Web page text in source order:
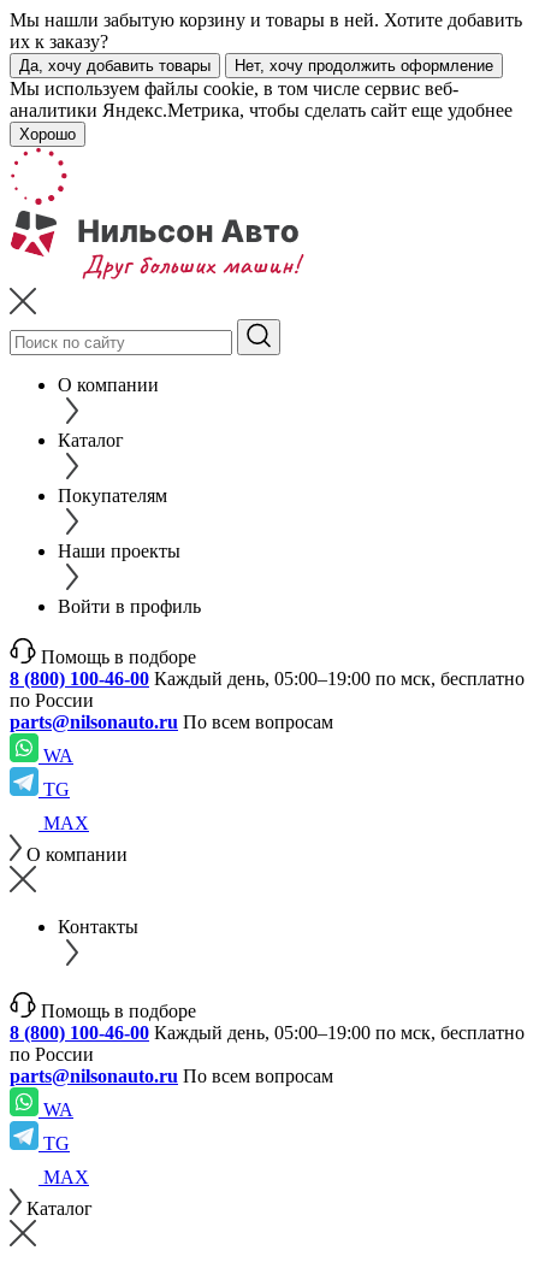
Мы нашли забытую корзину и товары в ней. Хотите добавить
их к заказу?
Да, хочу добавить товары Нет, хочу продолжить оформление
Мы используем файлы cookie, в том числе сервис веб-
аналитики Яндекс.Метрика, чтобы сделать сайт еще удобнее
Хорошо
О компании
Каталог
Покупателям
Наши проекты
Войти в профиль
Помощь в подборе
8 (800) 100-46-00 Каждый день, 05:00–19:00 по мск, бесплатно
по России
parts@nilsonauto.ru По всем вопросам
WA
TG
MAX
О компании
Контакты
Помощь в подборе
8 (800) 100-46-00 Каждый день, 05:00–19:00 по мск, бесплатно
по России
parts@nilsonauto.ru По всем вопросам
WA
TG
MAX
Каталог